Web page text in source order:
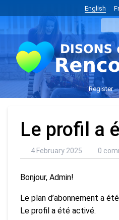
English
Register
Le profil a
4 February 2025 0
Bonjour, Admin!
Le plan d’abonnement a
Le profil a été activé.